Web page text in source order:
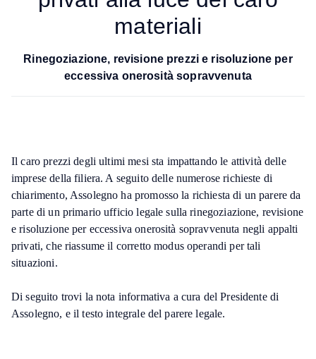
materiali
Rinegoziazione, revisione prezzi e risoluzione per
eccessiva onerosità sopravvenuta
Il caro prezzi degli ultimi mesi sta impattando le attività delle
imprese della filiera. A seguito delle numerose richieste di
chiarimento, Assolegno ha promosso la richiesta di un parere da
parte di un primario ufficio legale sulla rinegoziazione, revisione
e risoluzione per eccessiva onerosità sopravvenuta negli appalti
privati, che riassume il corretto modus operandi per tali
situazioni.
Di seguito trovi la nota informativa a cura del Presidente di
Assolegno, e il testo integrale del parere legale.